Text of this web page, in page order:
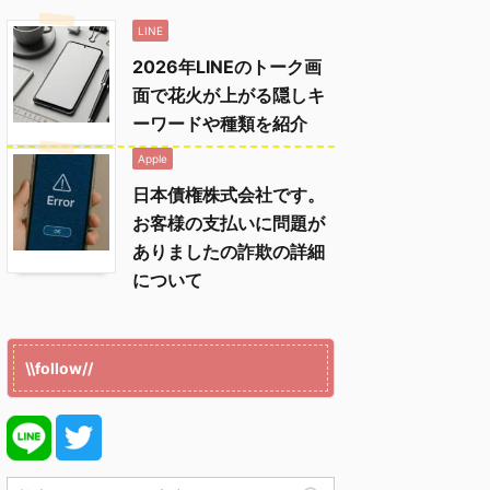
LINE
2026年LINEのトーク画
面で花火が上がる隠しキ
ーワードや種類を紹介
Apple
日本債権株式会社です。
お客様の支払いに問題が
ありましたの詐欺の詳細
について
\\follow//